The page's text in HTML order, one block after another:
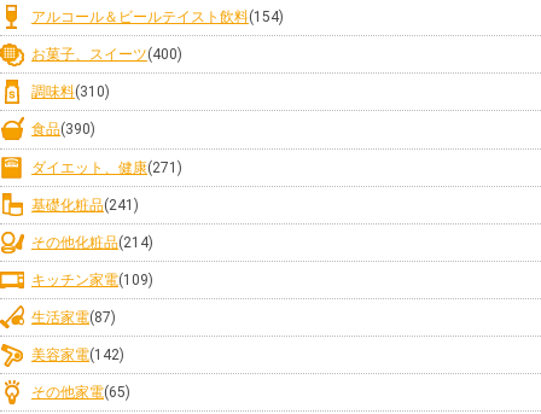
アルコール＆ビールテイスト飲料(154)
お菓子、スイーツ(400)
調味料(310)
食品(390)
ダイエット、健康(271)
基礎化粧品(241)
その他化粧品(214)
キッチン家電(109)
生活家電(87)
美容家電(142)
その他家電(65)